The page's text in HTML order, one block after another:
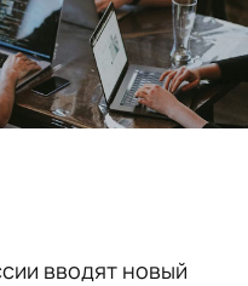
вводят новый